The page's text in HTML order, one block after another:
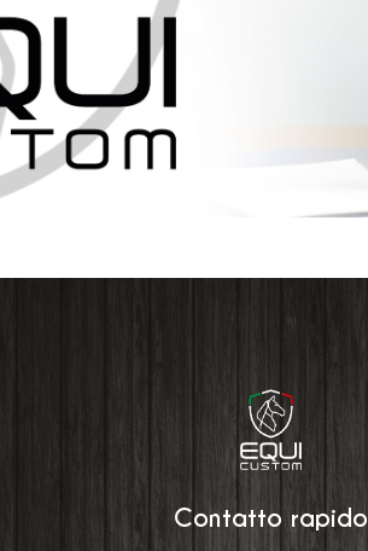
Contatto rapido